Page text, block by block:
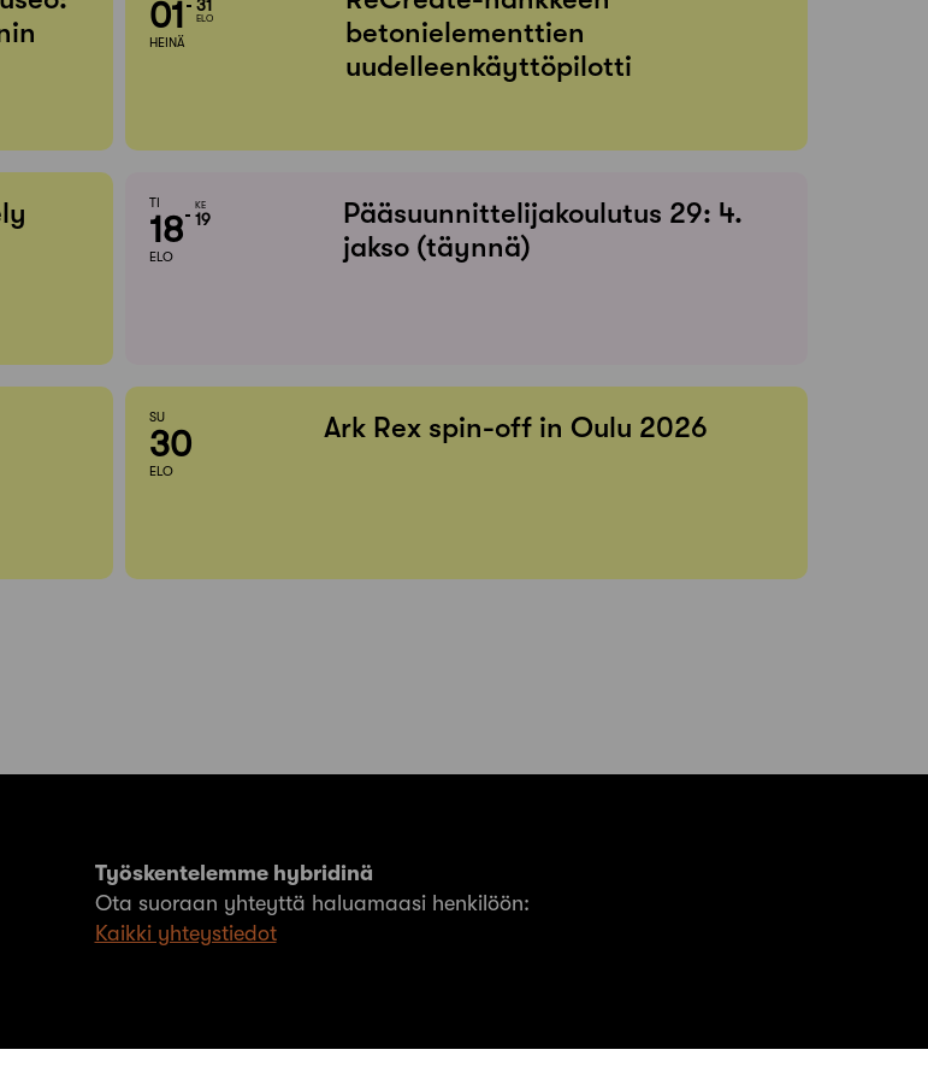
01
HEINÄ
31
ELO
betonielementtien
uudelleenkäyttöpilotti
TI
18
ELO
KE
19
Pääsuunnittelijakoulutus 29: 4.
jakso (täynnä)
SU
30
ELO
Ark Rex spin-off in Oulu 2026
Työskentelemme hybridinä
Ota suoraan yhteyttä haluamaasi henkilöön:
Kaikki yhteystiedot